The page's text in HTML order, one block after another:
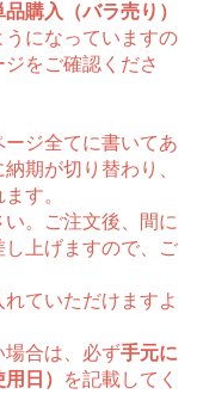
購入（バラ売り）
になっていますの
をご確認くださ
ジ全てに書いてあ
期が切り替わり、
す。
。ご注文後、間に
上げますので、ご
ていただけますよ
場合は、必ず手元に
日）
を記載してく